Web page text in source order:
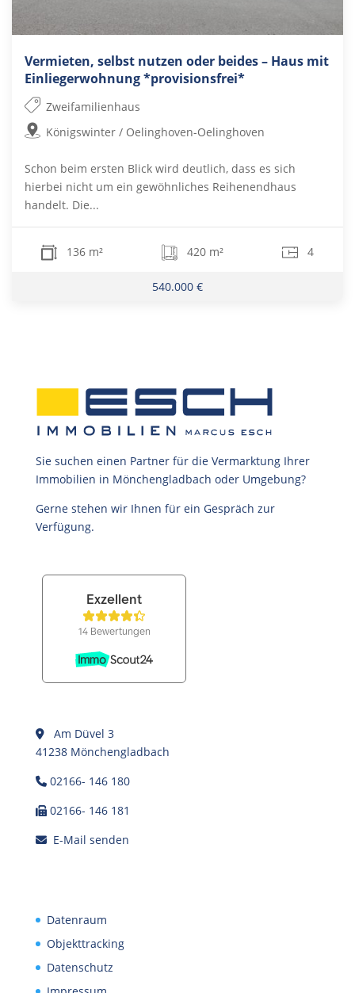
Vermieten, selbst nutzen oder beides – Haus mit
Einliegerwohnung *provisionsfrei*
Zweifamilienhaus
Königswinter / Oelinghoven-Oelinghoven
Schon beim ersten Blick wird deutlich, dass es sich
hierbei nicht um ein gewöhnliches Reihenendhaus
handelt. Die...
136 m² 420 m² 4
540.000 €
Sie suchen einen Partner für die Vermarktung Ihrer
Immobilien in Mönchengladbach oder Umgebung?
Gerne stehen wir Ihnen für ein Gespräch zur
Verfügung.
Am Düvel 3
41238 Mönchengladbach
02166- 146 180
02166- 146 181
E-Mail senden
Datenraum
Objekttracking
Datenschutz